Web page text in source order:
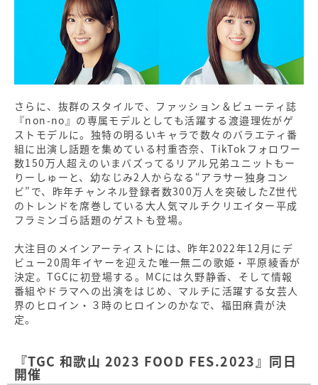
さらに、抜群のスタイルで、ファッション＆ビューティ誌
『non-no』の専属モデルとしても活躍する渡邉理佐がゲ
ストモデルに。独特の明るいキャラで数々のバラエティ番
組に出演し話題を集めている村重杏奈、TikTokフォロワー
数150万人超えのいまバズってるリアル兄弟ユニットもー
りーしゅーと、幼なじみ2人からなる“アラサー独身コン
ビ”で、昨年チャンネル登録者数300万人を突破したZ世代
のトレンドを席巻している大人気マルチクリエイター平成
フラミンゴら話題のゲストも登場。
大注目のメインアーティストには、昨年2022年12月にデ
ビュー20周年イヤーを迎えた唯一無二の歌姫・平原綾香が
決定。TGCに初登場する。MCには久野静香、そして情報
番組やドラマへの出演をはじめ、マルチに活躍する女芸人
界のヒロイン・３時のヒロインのかなで、福田麻貴が決
定。
『TGC 和歌山 2023 FOOD FES.2023』同日
開催